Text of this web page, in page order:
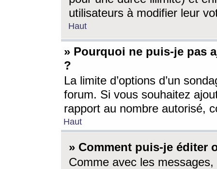
utilisateurs à modifier leur
Haut
» Pourquoi ne puis-je pas
?
La limite d’options d’un
forum. Si vous souhaitez
rapport au nombre autorisé,
Haut
» Comment puis-je éditer
Comme avec les